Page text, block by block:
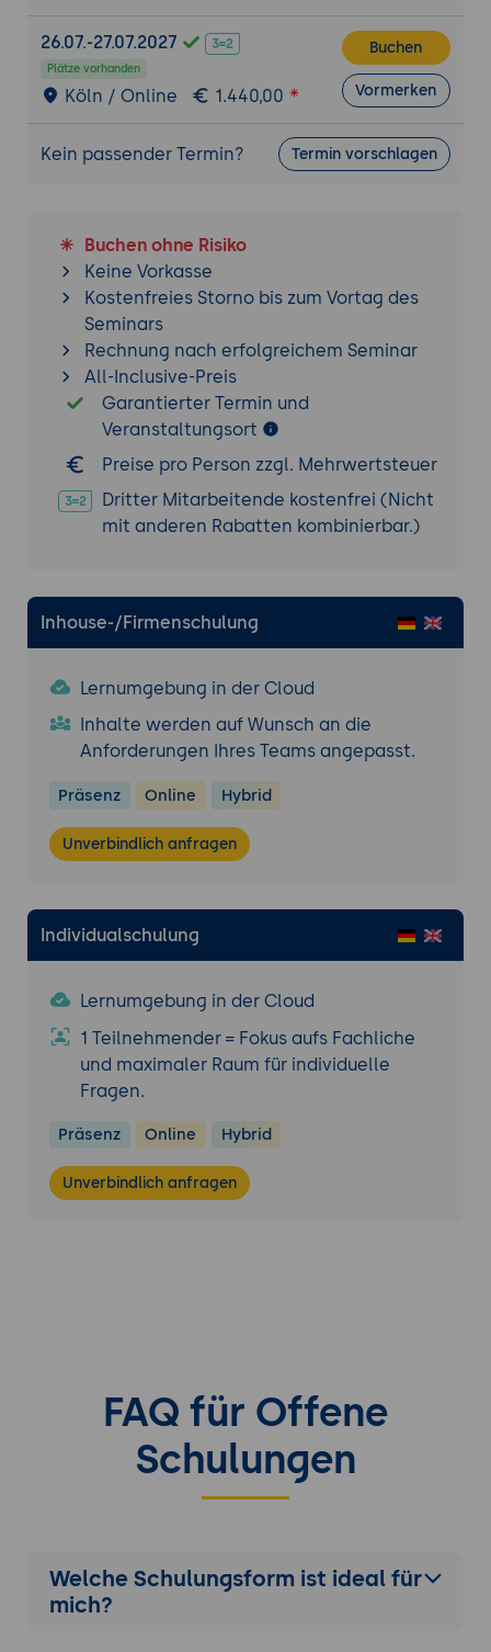
26.07.-27.07.2027
Plätze vorhanden
Köln / Online 1.440,00
Buchen
Vormerken
Kein passender Termin? Termin vorschlagen
Buchen ohne Risiko
Keine Vorkasse
Kostenfreies Storno bis zum Vortag des
Seminars
Rechnung nach erfolgreichem Seminar
All-Inclusive-Preis
Garantierter Termin und
Veranstaltungsort
Preise pro Person zzgl. Mehrwertsteuer
Dritter Mitarbeitende kostenfrei (Nicht
mit anderen Rabatten kombinierbar.)
Inhouse-/Firmenschulung
Lernumgebung in der Cloud
Inhalte werden auf Wunsch an die
Anforderungen Ihres Teams angepasst.
Präsenz Online Hybrid
Unverbindlich anfragen
Individualschulung
Lernumgebung in der Cloud
1 Teilnehmender = Fokus aufs Fachliche
und maximaler Raum für individuelle
Fragen.
Präsenz Online Hybrid
Unverbindlich anfragen
FAQ für Offene
Schulungen
Welche Schulungsform ist ideal für
mich?